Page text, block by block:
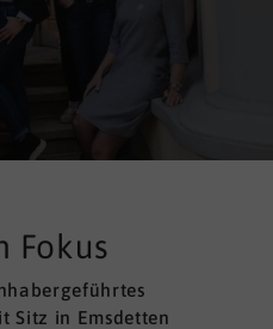
Fokus
Sitz in Emsdetten